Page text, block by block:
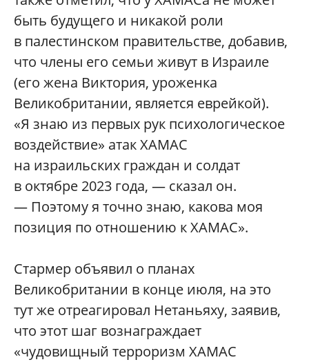
быть будущего и никакой роли
в палестинском правительстве, добавив,
что члены его семьи живут в Израиле
(его жена Виктория, уроженка
Великобритании, является еврейкой).
«Я знаю из первых рук психологическое
воздействие» атак ХАМАС
на израильских граждан и солдат
в октябре 2023 года, — сказал он.
— Поэтому я точно знаю, какова моя
позиция по отношению к ХАМАС».
Стармер объявил о планах
Великобритании в конце июля, на это
тут же отреагировал Нетаньяху, заявив,
что этот шаг вознаграждает
«чудовищный терроризм ХАМАС